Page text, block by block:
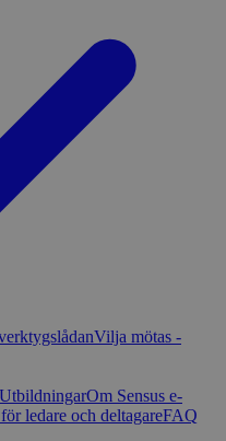
Vilja mötas -
UtbildningarOm Sensus e-
ledare och deltagareFAQ